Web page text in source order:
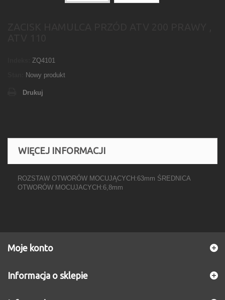
ZQ4101
Nowy produkt
Drukuj
WIĘCEJ INFORMACJI
ROZSTAW OTWORÓW MOCUJĄCYCH:63mm ŚREDNICA
OTWORÓW MOCUJACYCH:6,8mm
Moje konto
Informacja o sklepie